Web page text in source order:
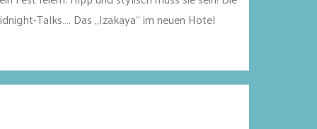
Talks…. Das „Izakaya“ im neuen Hotel